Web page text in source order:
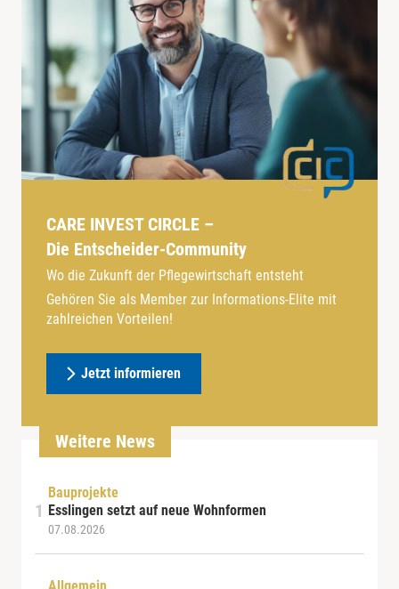
CARE INVEST CIRCLE –
Die Entscheider-Community
Wo die Zukunft der Pflegewirtschaft entsteht
Gehören Sie als Member zur Informations-Elite mit
zahlreichen Vorteilen!
Jetzt informieren
Weitere News
Bauprojekte
Esslingen setzt auf neue Wohnformen
07.08.2026
Allgemein